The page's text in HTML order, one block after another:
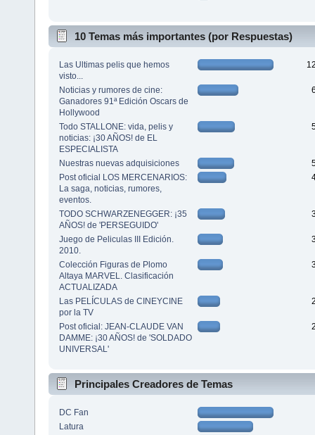
10 Temas más importantes (por Respuestas)
Las Ultimas pelis que hemos
visto...
Noticias y rumores de cine:
Ganadores 91ª Edición Oscars de
Hollywood
Todo STALLONE: vida, pelis y
noticias: ¡30 AÑOS! de EL
ESPECIALISTA
Nuestras nuevas adquisiciones
Post oficial LOS MERCENARIOS:
La saga, noticias, rumores,
eventos.
TODO SCHWARZENEGGER: ¡35
AÑOS! de 'PERSEGUIDO'
Juego de Peliculas III Edición.
2010.
Colección Figuras de Plomo
Altaya MARVEL. Clasificación
ACTUALIZADA
Las PELÍCULAS de CINEYCINE
por la TV
Post oficial: JEAN-CLAUDE VAN
DAMME: ¡30 AÑOS! de 'SOLDADO
UNIVERSAL'
Principales Creadores de Temas
DC Fan
Latura